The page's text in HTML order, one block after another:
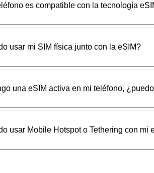
es compatible con la tecnología
usar mi SIM física junto con la eSIM?
una eSIM activa en mi teléfono,
usar Mobile Hotspot o Tethering con mi